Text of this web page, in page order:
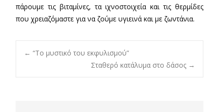
πάρουμε τις βιταμίνες, τα ιχνοστοιχεία και τις θερμίδες
που χρειαζόμαστε για να ζούμε υγιεινά και με ζωντάνια.
Post
← “Το μυστικό του εκφυλισμού”
Σταθερό κατάλυμα στο δάσος →